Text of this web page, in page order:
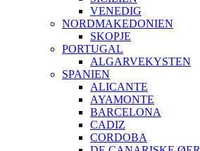
VENEDIG
NORDMAKEDONIEN
SKOPJE
PORTUGAL
ALGARVEKYSTEN
SPANIEN
ALICANTE
AYAMONTE
BARCELONA
CADIZ
CORDOBA